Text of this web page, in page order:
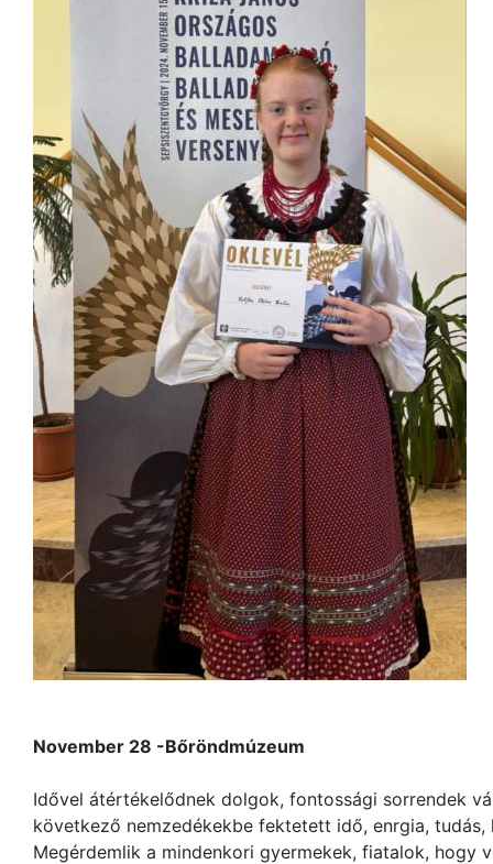
November 28 -Bőröndmúzeum
Idővel átértékelődnek dolgok, fontossági sorrendek
következő nemzedékekbe fektetett idő, enrgia,
Megérdemlik a mindenkori gyermekek, fiatalok, hogy